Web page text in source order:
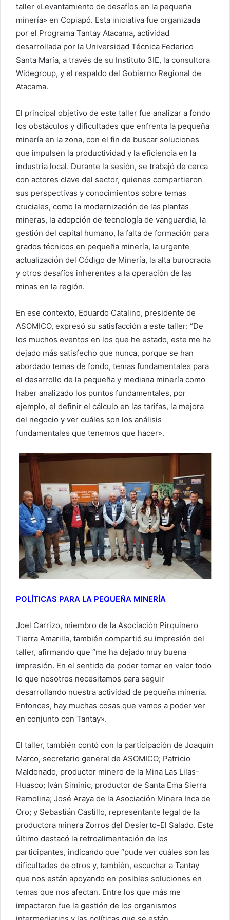
taller «Levantamiento de desafíos en la pequeña
minería» en Copiapó. Esta iniciativa fue organizada
por el Programa Tantay Atacama, actividad
desarrollada por la Universidad Técnica Federico
Santa María, a través de su Instituto 3IE, la consultora
Widegroup, y el respaldo del Gobierno Regional de
Atacama.
El principal objetivo de este taller fue analizar a fondo
los obstáculos y dificultades que enfrenta la pequeña
minería en la zona, con el fin de buscar soluciones
que impulsen la productividad y la eficiencia en la
industria local. Durante la sesión, se trabajó de cerca
con actores clave del sector, quienes compartieron
sus perspectivas y conocimientos sobre temas
cruciales, como la modernización de las plantas
mineras, la adopción de tecnología de vanguardia, la
gestión del capital humano, la falta de formación para
grados técnicos en pequeña minería, la urgente
actualización del Código de Minería, la alta burocracia
y otros desafíos inherentes a la operación de las
minas en la región.
En ese contexto, Eduardo Catalino, presidente de
ASOMICO, expresó su satisfacción a este taller: “De
los muchos eventos en los que he estado, este me ha
dejado más satisfecho que nunca, porque se han
abordado temas de fondo, temas fundamentales para
el desarrollo de la pequeña y mediana minería como
haber analizado los puntos fundamentales, por
ejemplo, el definir el cálculo en las tarifas, la mejora
del negocio y ver cuáles son los análisis
fundamentales que tenemos que hacer».
POLÍTICAS PARA LA PEQUEÑA MINERÍA
Joel Carrizo, miembro de la Asociación Pirquinero
Tierra Amarilla, también compartió su impresión del
taller, afirmando que “me ha dejado muy buena
impresión. En el sentido de poder tomar en valor todo
lo que nosotros necesitamos para seguir
desarrollando nuestra actividad de pequeña minería.
Entonces, hay muchas cosas que vamos a poder ver
en conjunto con Tantay».
El taller, también contó con la participación de Joaquín
Marco, secretario general de ASOMICO; Patricio
Maldonado, productor minero de la Mina Las Lilas-
Huasco; Iván Siminic, productor de Santa Ema Sierra
Remolina; José Araya de la Asociación Minera Inca de
Oro; y Sebastián Castillo, representante legal de la
productora minera Zorros del Desierto-El Salado. Este
último destacó la retroalimentación de los
participantes, indicando que “pude ver cuáles son las
dificultades de otros y, también, escuchar a Tantay
que nos están apoyando en posibles soluciones en
temas que nos afectan. Entre los que más me
impactaron fue la gestión de los organismos